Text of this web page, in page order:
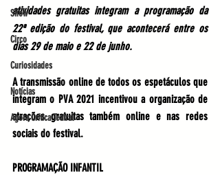
Show
Circo
Curiosidades
Notícias
Agora Crítica Teatral
atividades gratuitas integram a programação da
22ª edição do festival, que acontecerá entre os
dias 29 de maio e 22 de junho.
A transmissão online de todos os espetáculos que
integram o PVA 2021 incentivou a organização de
atrações gratuitas também online e nas redes
sociais do festival.
PROGRAMAÇÃO INFANTIL